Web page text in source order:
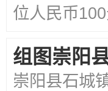
位人民币
组图崇阳
崇阳县石城